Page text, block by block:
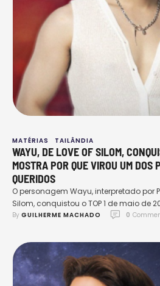
MATÉRIAS TAILÂNDIA
WAYU, DE LOVE OF SILOM,
MOSTRA POR QUE VIROU UM DOS
QUERIDOS
O personagem Wayu, interpretado por
Silom, conquistou o TOP 1 de maio de
Character Highlights / Popularity Send
popularidade. Entre tantas produções
na WeTV, o resultado chama atenção
tempo …
By GUILHERME MACHADO 0